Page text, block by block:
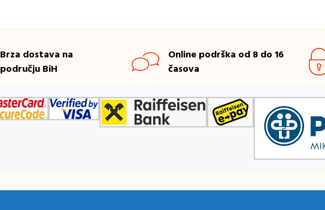
Brza dostava na
području BiH
Online podrška od 8 do 16
časova